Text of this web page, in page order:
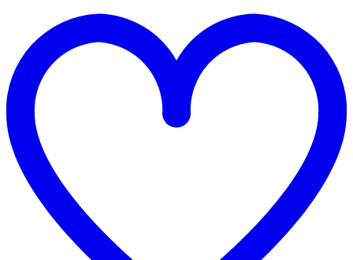
АМПАРО™
Премиум
DIN),
222503